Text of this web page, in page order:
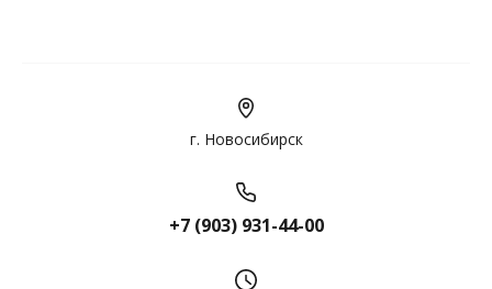
г. Новосибирск
+7 (903) 931-44-00